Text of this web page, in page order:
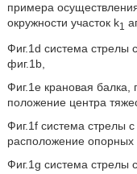
примера
окружности участок k1
Фиг.1d система стрелы
фиг.1b,
Фиг.1e крановая балка,
положение центра
Фиг.1f система стрелы
расположение опорных
Фиг.1g система